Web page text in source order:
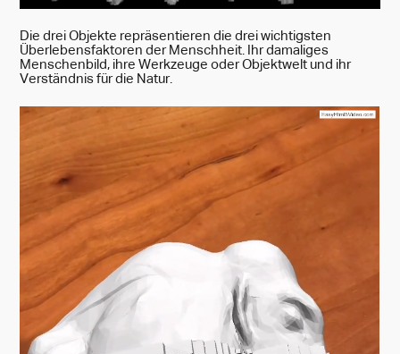
Die drei Objekte repräsentieren die drei wichtigsten
Überlebensfaktoren der Menschheit. Ihr damaliges
Menschenbild, ihre Werkzeuge oder Objektwelt und ihr
Verständnis für die Natur.